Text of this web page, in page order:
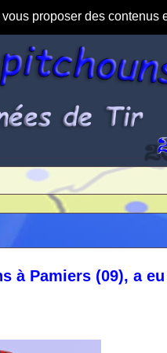
proposer des contenus
à Pamiers (09), a